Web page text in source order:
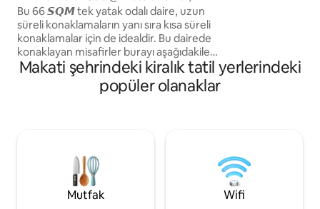
Greenbelt
Bu 66 𝙎𝙌𝙈 tek yatak odalı daire, uzun
süreli konaklamaların yanı sıra kısa süreli
konaklamalar için de idealdir. Bu dairede
konaklayan misafirler burayı aşağıdakiler
için rezerve eder: ★ Şehrin köşe
manzarası ★ İç tasarım uzmanları
tarafından tasarlanmış iç mekanlar ★
olduğu Makati CBD'de bulunuyor.
Greenbelt Alışveriş Merkezi sadece
yürüme mesafesinde, turistleri ziyaret
özellikleri. Havalı çocukların, sanatçıların
Makati şehrindeki kiralık tatil yerlerindeki
popüler olanaklar
Mutfak Wifi